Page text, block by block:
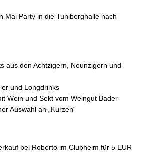
Mai Party in die Tuniberghalle nach
aus den Achtzigern, Neunzigern und
und Longdrinks
Wein und Sekt vom Weingut Bader
Auswahl an „Kurzen“
bei Roberto im Clubheim für 5 EUR